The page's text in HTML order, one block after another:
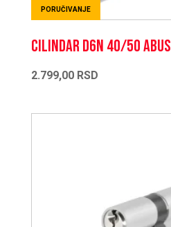
PORUČIVANJE
CILINDAR D6N 40/50 ABUS
2.799,00 RSD